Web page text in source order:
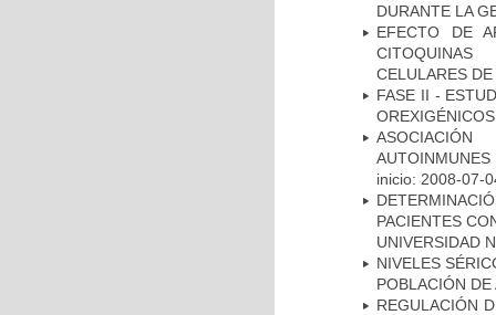
DURANTE LA
EFECTO DE
CITOQUINAS
CELULARES
FASE II -
ASOCIACIÓN
inicio: 2008-07-
PACIENTES
UNIVERSIDAD
NIVELES
POBLACIÓN
REGULACIÓN